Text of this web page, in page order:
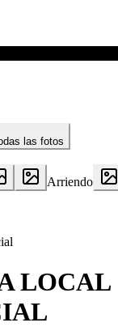
las fotos
Arriendo
LOCAL